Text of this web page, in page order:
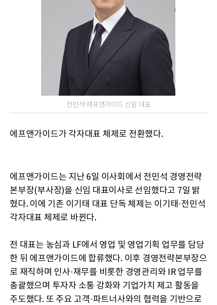
전민석 애프앤가이드 신임 대표
에프앤가이드가 각자대표 체제로 전환했다.
에프앤가이드는 지난 6일 이사회에서 전민석 경영전략
본부장(부사장)을 신임 대표이사로 선임했다고 7일 밝
혔다. 이에 기존 이기태 대표 단독 체제는 이기태·전민석
각자대표 체제로 바뀐다.
전 대표는 농심과 LF에서 영업 및 영업기획 업무를 담당
한 뒤 에프앤가이드에 합류했다. 이후 경영전략본부장으
로 재직하며 인사·재무를 비롯한 경영관리와 IR 업무를
총괄했으며 투자자 소통 강화와 기업가치 제고 활동을
주도했다. 또 주요 고객·파트너사와의 협력을 기반으로